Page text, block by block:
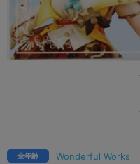
Wonderful Works
全年齢